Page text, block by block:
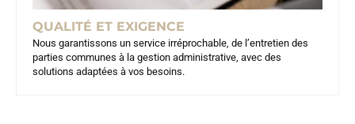
QUALITÉ ET EXIGENCE
Nous garantissons un service irréprochable, de l’entretien des
parties communes à la gestion administrative, avec des
solutions adaptées à vos besoins.